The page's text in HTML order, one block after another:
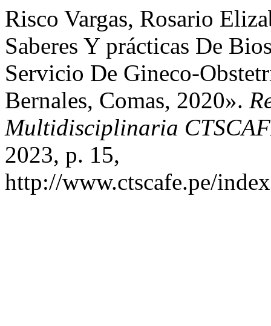
Risco Vargas, Rosario
Saberes Y prácticas De
Servicio De Gineco-
Bernales, Comas, 2020».
Multidisciplinaria
2023, p. 15,
http://www.ctscafe.pe/